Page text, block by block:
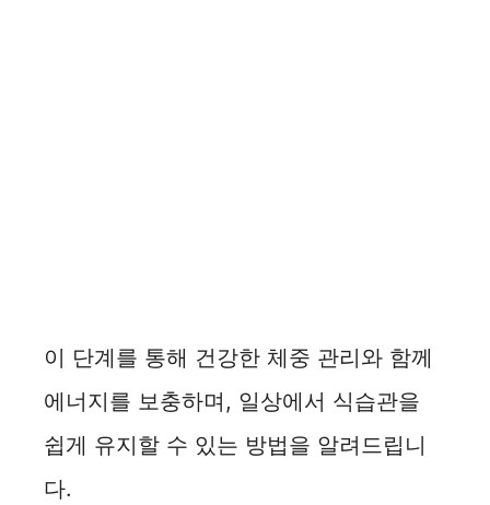
이 단계를 통해 건강한 체중 관리와 함께
에너지를 보충하며, 일상에서 식습관을
쉽게 유지할 수 있는 방법을 알려드립니
다.